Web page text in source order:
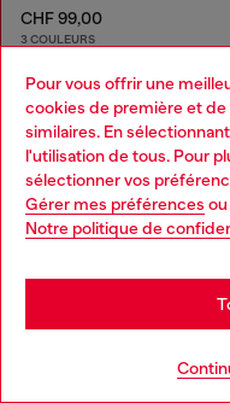
Pour vous offrir une
cookies de première et
similaires. En
l'utilisation de tous. Pour
sélectionner vos
Gérer mes préférences ou
Notre politique de
CHF 99,00
3 COULEURS
Tu as vu
de Diesel., Des t-shirts
Choose your location
You are currently
may be based in United